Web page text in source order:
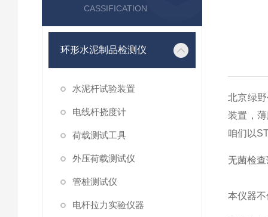
CASSIFICATION
环形水泥制品检测仪
水泥杆试验装置
电线杆挠度计
荷载测试工具
外压荷载测试仪
管桩测试仪
电杆拉力实验仪器
北京绿
装置，
咱们以
无菌检
本仪器